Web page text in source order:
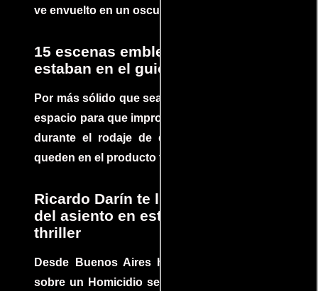
ve envuelto en un oscuro mundo de crimen
15 escenas emblemáticas que no
estaban en el guion
Por más sólido que sea un guión siempre hay
espacio para que improvisaciones que se dan
durante el rodaje de determinadas escenas
queden en el producto final.
Ricardo Darín te llevará al borde
del asiento en este increíble
thriller
Desde Buenos Aires hasta el mundo, Tesis
sobre un Homicidio se ha convertido en uno